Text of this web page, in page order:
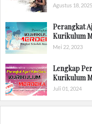
Agustus 18, 2025
Perangkat
Kurikulum
Mei 22, 2023
Lengkap
Kurikulum
Juli 01, 2024